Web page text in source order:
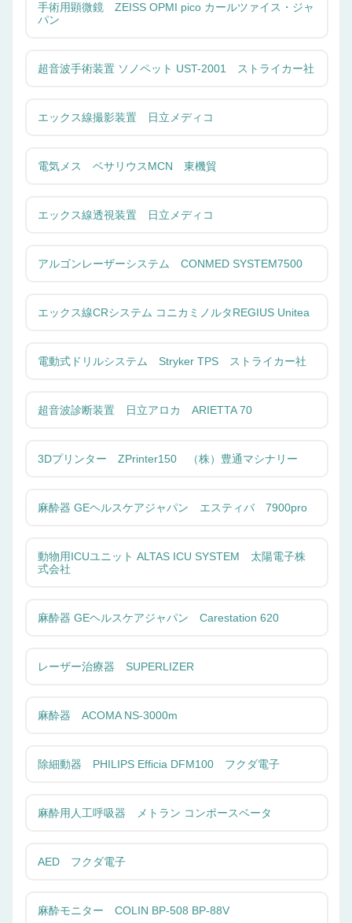
手術用顕微鏡 ZEISS OPMI pico カールツァイス・ジャ
パン
超音波手術装置 ソノペット UST-2001 ストライカー社
エックス線撮影装置 日立メディコ
電気メス ベサリウスMCN 東機貿
エックス線透視装置 日立メディコ
アルゴンレーザーシステム CONMED SYSTEM7500
エックス線CRシステム コニカミノルタREGIUS Unitea
電動式ドリルシステム Stryker TPS ストライカー社
超音波診断装置 日立アロカ ARIETTA 70
3Dプリンター ZPrinter150 （株）豊通マシナリー
麻酔器 GEヘルスケアジャパン エスティバ 7900pro
動物用ICUユニット ALTAS ICU SYSTEM 太陽電子株
式会社
麻酔器 GEヘルスケアジャパン Carestation 620
レーザー治療器 SUPERLIZER
麻酔器 ACOMA NS-3000m
除細動器 PHILIPS Efficia DFM100 フクダ電子
麻酔用人工呼吸器 メトラン コンポースベータ
AED フクダ電子
麻酔モニター COLIN BP-508 BP-88V